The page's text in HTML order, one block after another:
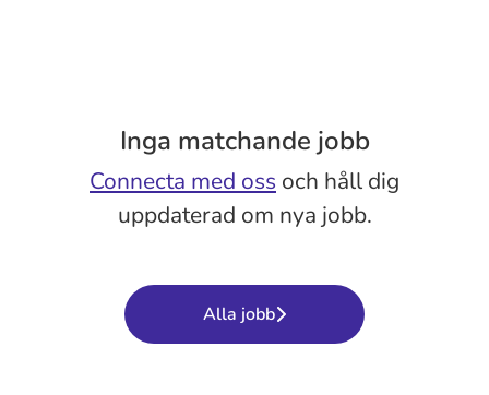
Inga matchande jobb
Connecta med oss och håll dig
uppdaterad om nya jobb.
Alla jobb